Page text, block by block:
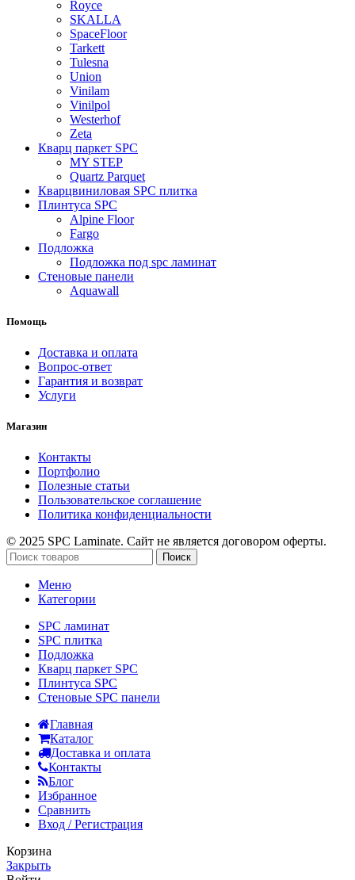
Royce
SKALLA
SpaceFloor
Tarkett
Tulesna
Union
Vinilam
Vinilpol
Westerhof
Zeta
Кварц паркет SPC
MY STEP
Quartz Parquet
Кварцвиниловая SPC плитка
Плинтуса SPC
Alpine Floor
Fargo
Подложка
Подложка под spc ламинат
Стеновые панели
Aquawall
Помощь
Доставка и оплата
Вопрос-ответ
Гарантия и возврат
Услуги
Магазин
Контакты
Портфолио
Полезные статьи
Пользовательское соглашение
Политика конфиденциальности
© 2025 SPC Laminate. Сайт не является договором оферты.
Поиск
Меню
Категории
SPC ламинат
SPC плитка
Подложка
Кварц паркет SPC
Плинтуса SPC
Стеновые SPC панели
Главная
Каталог
Доставка и оплата
Контакты
Блог
Избранное
Сравнить
Вход / Регистрация
Корзина
Закрыть